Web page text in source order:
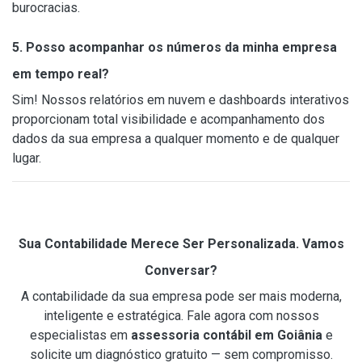
burocracias.
5. Posso acompanhar os números da minha empresa
em tempo real?
Sim! Nossos relatórios em nuvem e dashboards interativos
proporcionam total visibilidade e acompanhamento dos
dados da sua empresa a qualquer momento e de qualquer
lugar.
Sua Contabilidade Merece Ser Personalizada. Vamos
Conversar?
A contabilidade da sua empresa pode ser mais moderna,
inteligente e estratégica. Fale agora com nossos
especialistas em assessoria contábil em Goiânia e
solicite um diagnóstico gratuito — sem compromisso.